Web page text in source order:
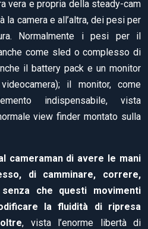
vera e propria della steady-cam
la camera e all’altra, dei pesi per
Normalmente i pesi per il
come sled o complesso di
il battery pack e un monitor
il monitor, come
indispensabile, vista
view finder montato sulla
cameraman di avere le mani
di camminare, correre,
che questi movimenti
la fluidità di ripresa
, vista l’enorme libertà di